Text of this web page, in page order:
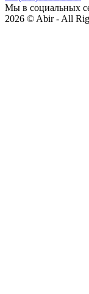
Мы в социальных
2026 © Abir - All